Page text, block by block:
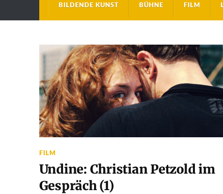
BILDENDE KUNST BÜHNE FILM
FILM
Undine: Christian Petzold im
Gespräch (1)